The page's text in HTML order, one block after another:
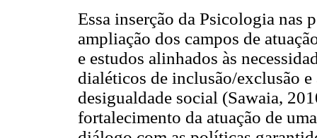
Essa inserção da Psicologia nas
ampliação dos campos de
e estudos alinhados às
dialéticos de inclusão/exclusão e
desigualdade social (Sawaia,
fortalecimento da atuação de